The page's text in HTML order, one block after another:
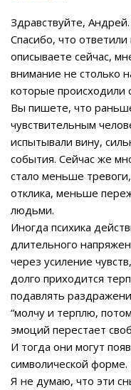
Здравствуйте, Андрей.
Спасибо, что
описываете сейчас,
внимание не столько
которые происходили
Вы пишете, что
чувствительным
испытывали вину,
события. Сейчас же
стало меньше
отклика, меньше
людьми.
Иногда психика
длительного
через усиление
долго приходится
подавлять
“молчу и терплю,
эмоций перестает
И тогда они могут
символической форме.
Я не думаю, что эти